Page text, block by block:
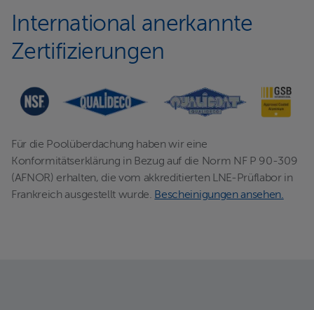
International anerkannte
Zertifizierungen
Für die Poolüberdachung haben wir eine
Konformitätserklärung in Bezug auf die Norm NF P 90-309
(AFNOR) erhalten, die vom akkreditierten LNE-Prüflabor in
Frankreich ausgestellt wurde. Bescheinigungen ansehen.